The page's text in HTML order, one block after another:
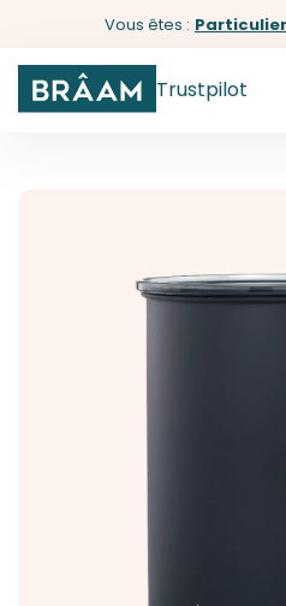
Vous êtes :
Trustpilot